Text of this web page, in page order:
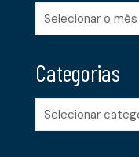
Arquivos
Categorias
Categorias